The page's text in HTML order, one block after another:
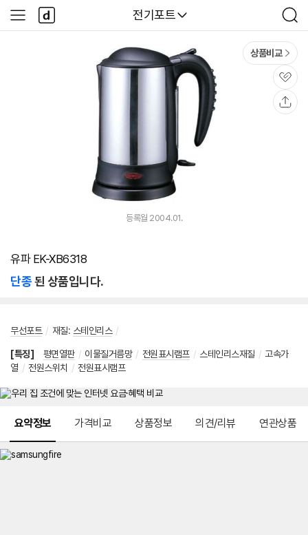
다나와
전기포트
검
색
사
이
다
나
와
상품비교
관
심
등록월 2004.01.
유파 EK-XB6318
단종된 상품입니다.
무선포트 / 재질: 스테인리스 /
[특징] 평면열판 / 이물질거름망 / 전원표시램프 / 스테인리스재질 / 고속가
열 / 전원스위치 / 전원표시램프
요약정보 가격비교 상품정보 의견/리뷰 연관상품